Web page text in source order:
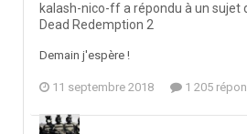
kalash-nico-ff a répondu à un sujet
Dead Redemption 2
Demain j'espère !
11 septembre 2018 1 205